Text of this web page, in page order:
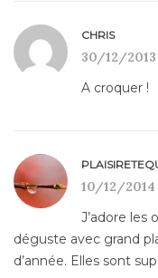
CHRIS
30/12/2013
A croquer !
10/12/2014
J’adore les
déguste avec grand
d’année. Elles sont